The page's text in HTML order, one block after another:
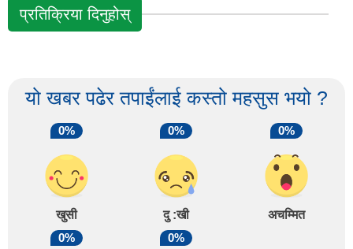
प्रतिक्रिया दिनुहोस्
यो खबर पढेर तपाईंलाई कस्तो महसुस भयो ?
0%
खुसी
0%
दु :खी
0%
अचम्मित
0%
0%